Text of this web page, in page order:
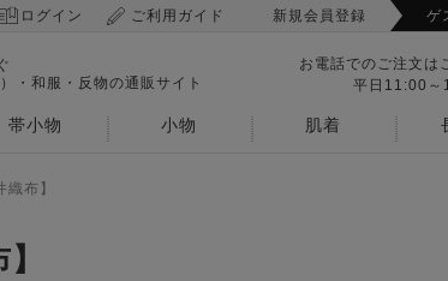
ログイン ご利用ガイド 新規会員登録 ゲ
・和服・反物の通販サイト
お電話でのご注文は
平日11:00～
帯小物 小物 肌着
布】